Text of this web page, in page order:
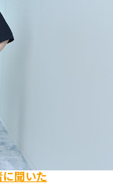
聞いた